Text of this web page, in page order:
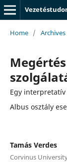
Home / Archives
Egy
Albus osztály
Tamás Verdes
Corvinus